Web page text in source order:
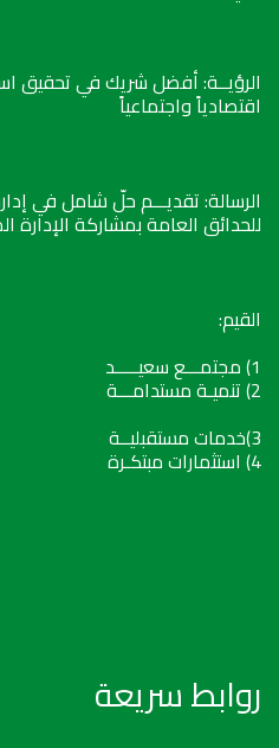
الرؤيــة: أفضل شريك في تحقيق
اقتصادياً واجتماعياً
الرسالة: تقديـــم حلّ شامل في
للحدائق العامة بمشاركة الإدارة
القيم:
1) مجتمـــع سعيـــــد
2) تنميـة مستدامـــة
3)خدمات مستقبليــة
4) استثمارات مبتكـرة
روابط سريعة